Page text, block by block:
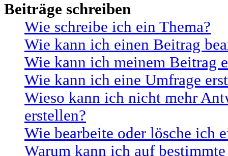
Beiträge schreiben
Wie schreibe ich ein Thema?
Wie kann ich einen Beitrag
Wie kann ich meinem Beitrag
Wie kann ich eine Umfrage
Wieso kann ich nicht mehr
erstellen?
Wie bearbeite oder lösche ich
Warum kann ich auf